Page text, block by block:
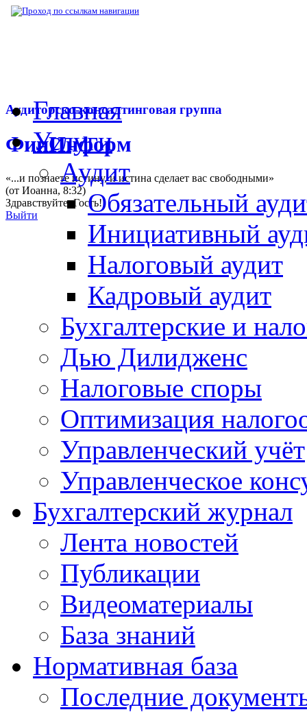
Аудиторско-консалтинговая группа
ФинИнформ
«...и познаете истину, и истина сделает вас свободными»
(от Иоанна, 8:32)
Здравствуйте,Гость!
Выйти
Главная
Услуги
Аудит
Обязательный
Инициативный
Налоговый аудит
Кадровый аудит
Бухгалтерские и
Дью Дилидженс
Налоговые споры
Оптимизация
Управленческий учёт
Управленческое
Бухгалтерский журнал
Лента новостей
Публикации
Видеоматериалы
База знаний
Нормативная база
Последние